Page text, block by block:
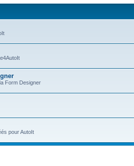
Form Designer
pour AutoIt